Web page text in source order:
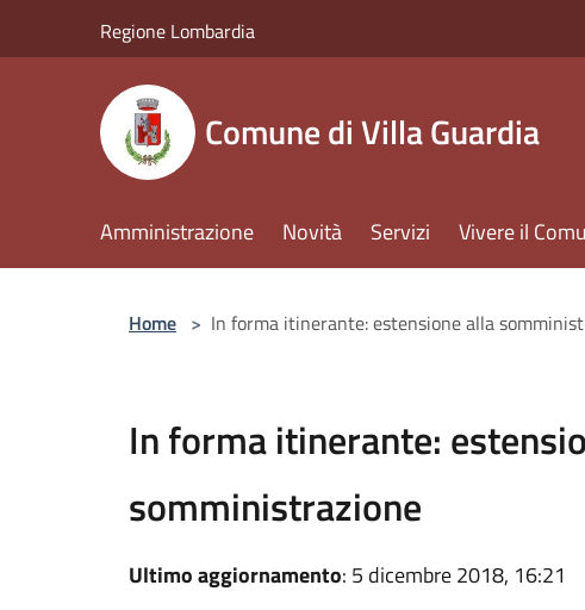
Regione Lombardia
Comune di Villa Guardia
Amministrazione Novità Servizi Vivere il
Home > In forma itinerante: estensione alla
In forma itinerante:
somministrazione
Ultimo aggiornamento: 5 dicembre 2018, 16:21